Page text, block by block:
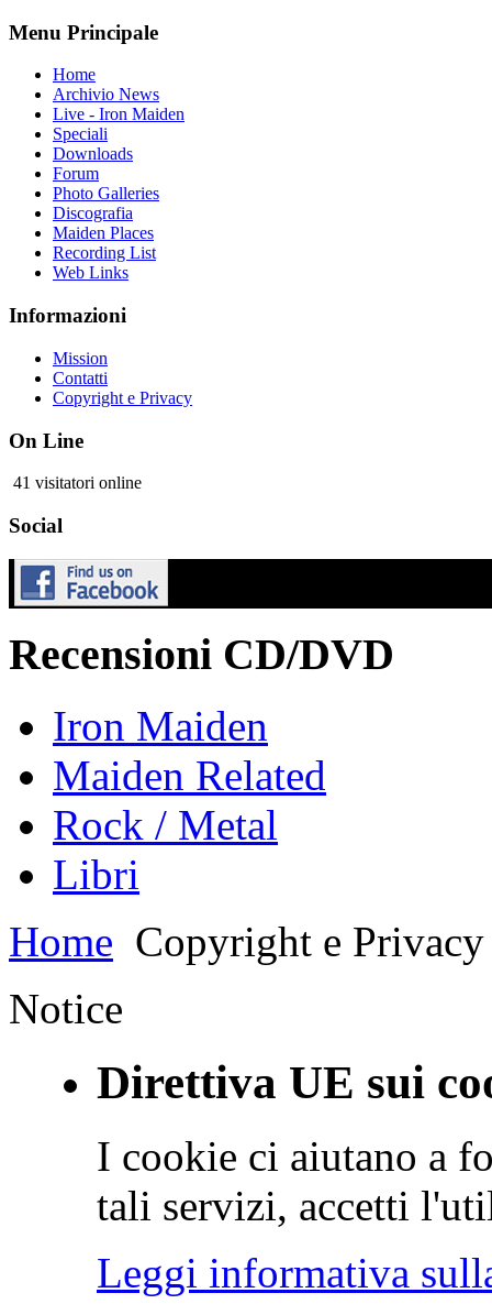
Menu Principale
Home
Archivio News
Live - Iron Maiden
Speciali
Downloads
Forum
Photo Galleries
Discografia
Maiden Places
Recording List
Web Links
Informazioni
Mission
Contatti
Copyright e Privacy
On Line
41 visitatori online
Social
Recensioni CD/DVD
Iron Maiden
Maiden Related
Rock / Metal
Libri
Home Copyright e Privacy
Notice
Direttiva UE sui
I cookie ci aiutano a
tali servizi, accetti
Leggi informativa